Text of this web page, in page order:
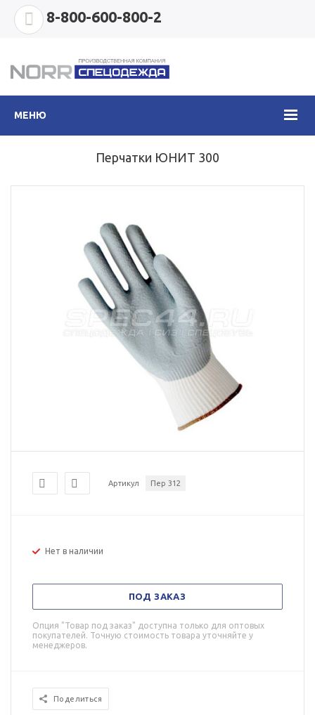
8-800-600-800-2
МЕНЮ
Перчатки ЮНИТ 300
Артикул Пер 312
Нет в наличии
ПОД ЗАКАЗ
Опция "Товар под заказ" доступна только для оптовых
покупателей. Точную стоимость товара уточняйте у
менеджеров.
Поделиться